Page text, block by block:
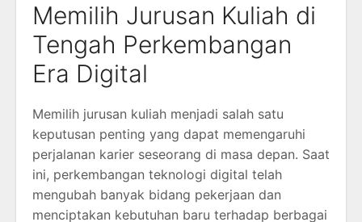
Memilih Jurusan Kuliah di
Tengah Perkembangan
Era Digital
Memilih jurusan kuliah menjadi salah satu
keputusan penting yang dapat memengaruhi
perjalanan karier seseorang di masa depan. Saat
ini, perkembangan teknologi digital telah
mengubah banyak bidang pekerjaan dan
menciptakan kebutuhan baru terhadap berbagai